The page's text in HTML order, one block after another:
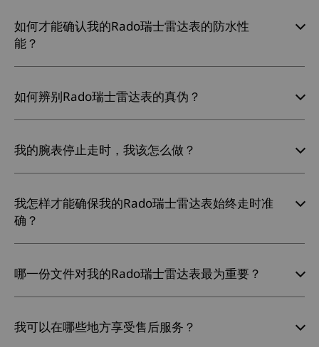
如何才能确认我的Rado瑞士雷达表的防水性
能？
如何辨别Rado瑞士雷达表的真伪？
我的腕表停止走时，我该怎么做？
我怎样才能确保我的Rado瑞士雷达表始终走时准
确？
哪一份文件对我的Rado瑞士雷达表最为重要？
我可以在哪些地方享受售后服务？